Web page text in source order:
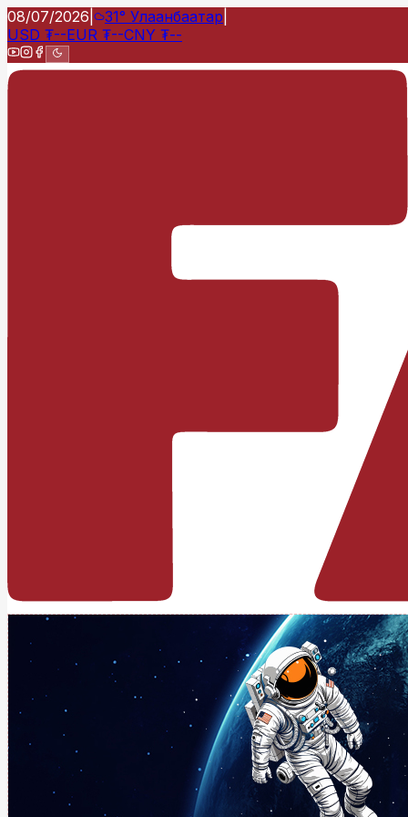
08/07/2026 31° Улаанбаатар
USD ₮--EUR ₮--CNY ₮--